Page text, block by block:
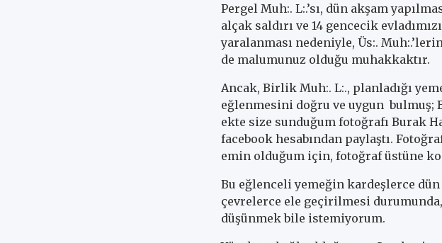
Pergel Muh:. L:.’sı, dün akşam
alçak saldırı ve 14 gencecik
yaralanması nedeniyle, Üs:.
de malumunuz olduğu muhakkaktır.
Ancak, Birlik Muh:. L:., planladığı
eğlenmesini doğru ve uygun bulmuş;
ekte size sunduğum fotoğrafı Burak
facebook hesabından paylaştı.
emin olduğum için, fotoğraf üstüne
Bu eğlenceli yemeğin kardeşlerce dün
çevrelerce ele geçirilmesi
düşünmek bile istemiyorum.